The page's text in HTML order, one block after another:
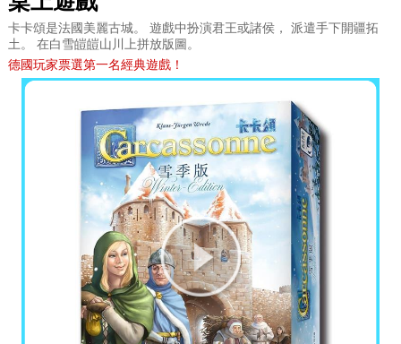
卡卡頌是法國美麗古城。 遊戲中扮演君王或諸侯， 派遣手下開疆拓
土。 在白雪皚皚山川上拼放版圖。
德國玩家票選第一名經典遊戲！